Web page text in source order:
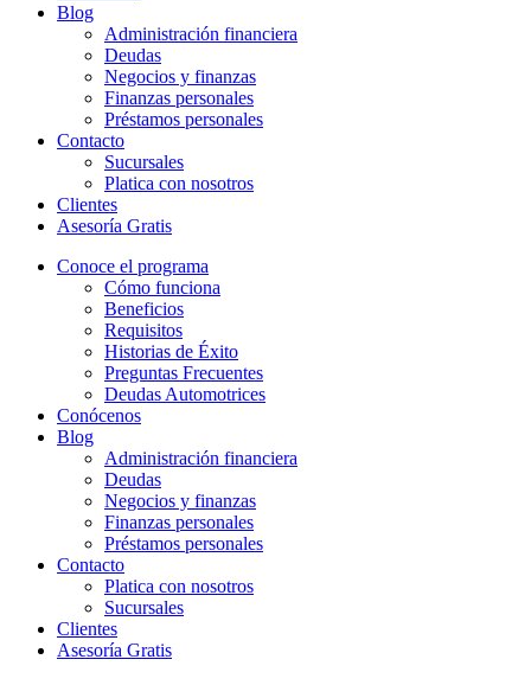
Blog
Administración financiera
Deudas
Negocios y finanzas
Finanzas personales
Préstamos personales
Contacto
Sucursales
Platica con nosotros
Clientes
Asesoría Gratis
Conoce el programa
Cómo funciona
Beneficios
Requisitos
Historias de Éxito
Preguntas Frecuentes
Deudas Automotrices
Conócenos
Blog
Administración financiera
Deudas
Negocios y finanzas
Finanzas personales
Préstamos personales
Contacto
Platica con nosotros
Sucursales
Clientes
Asesoría Gratis